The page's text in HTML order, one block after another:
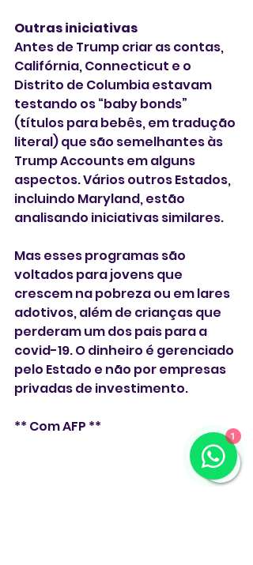
Outras iniciativas
Antes de Trump criar as contas,
Califórnia, Connecticut e o
Distrito de Columbia estavam
testando os “baby bonds”
(títulos para bebês, em tradução
literal) que são semelhantes às
Trump Accounts em alguns
aspectos. Vários outros Estados,
incluindo Maryland, estão
analisando iniciativas similares.
Mas esses programas são
voltados para jovens que
crescem na pobreza ou em lares
adotivos, além de crianças que
perderam um dos pais para a
covid-19. O dinheiro é gerenciado
pelo Estado e não por empresas
privadas de investimento.
** Com AFP ** 1